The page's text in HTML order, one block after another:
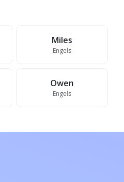
Miles
Engels
Owen
Engels